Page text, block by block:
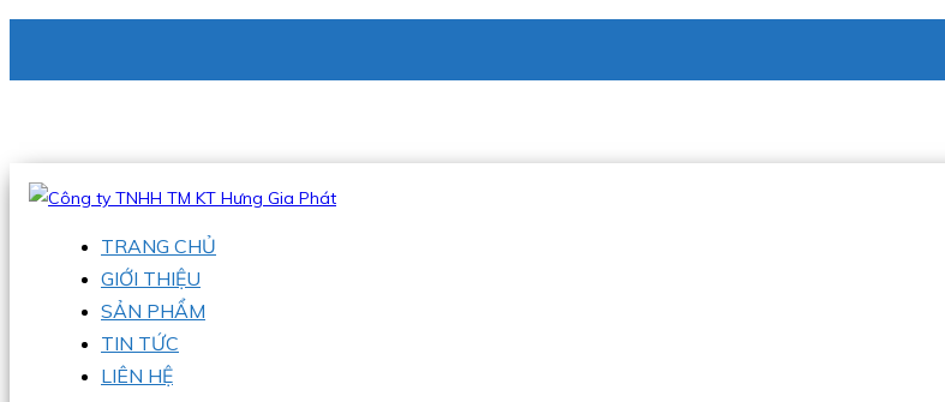
Hotline:0938 336 079
TRANG CHỦ
GIỚI THIỆU
SẢN PHẨM
TIN TỨC
LIÊN HỆ